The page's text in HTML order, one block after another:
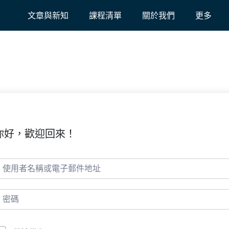
文章與新知 課程清單 關於我們 更多
好，歡迎回來！